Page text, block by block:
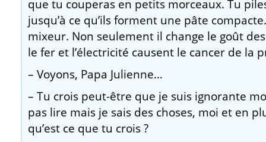
que tu couperas en petits morceaux. Tu
jusqu’à ce qu’ils forment une pâte
mixeur. Non seulement il change le goût
le fer et l’électricité causent le cancer de la
– Voyons, Papa Julienne…
– Tu crois peut-être que je suis ignorante
pas lire mais je sais des choses, moi et en
qu’est ce que tu crois ?